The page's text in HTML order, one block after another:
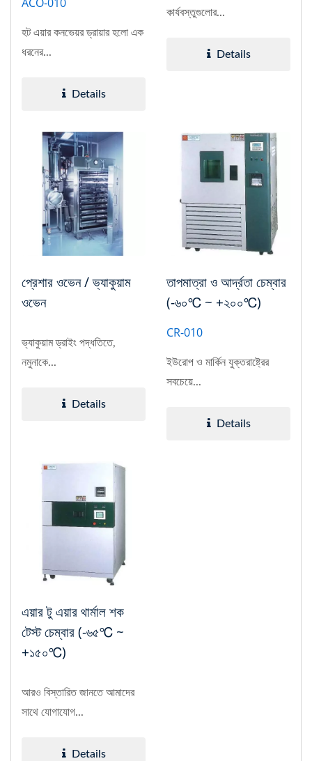
হট এয়ার কনভেয়র ড্রায়ার হলো এক
ধরনের...
Details
কার্যবস্তুগুলোর...
Details
প্রেশার ওভেন / ভ্যাকুয়াম
ওভেন
ভ্যাকুয়াম ড্রাইং পদ্ধতিতে,
নমুনাকে...
Details
তাপমাত্রা ও আর্দ্রতা চেম্বার
(-৬০℃ ~ +২০০℃)
CR-010
ইউরোপ ও মার্কিন যুক্তরাষ্ট্রের
সবচেয়ে...
Details
এয়ার টু এয়ার থার্মাল শক
টেস্ট চেম্বার (-৬৫℃ ~
+১৫০℃)
আরও বিস্তারিত জানতে আমাদের
সাথে যোগাযোগ...
Details